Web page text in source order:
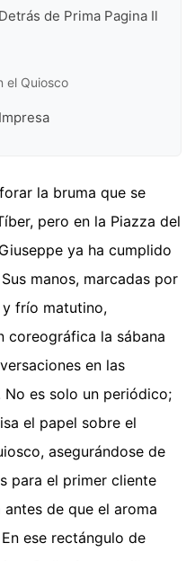
de Prima Pagina Il
el Quiosco
la bruma que se
pero en la Piazza del
ya ha cumplido
manos, marcadas por
frío matutino,
coreográfica la sábana
en las
es solo un periódico;
el papel sobre el
asegurándose de
para el primer cliente
de que el aroma
ese rectángulo de